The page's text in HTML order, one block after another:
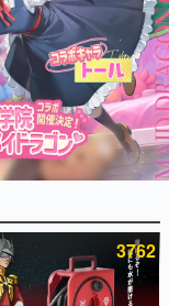
3762